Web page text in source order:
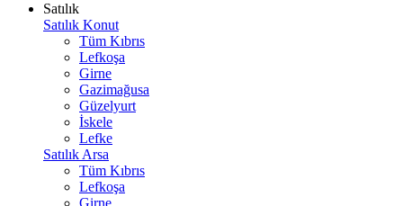
Satılık
Satılık Konut
Tüm Kıbrıs
Lefkoşa
Girne
Gazimağusa
Güzelyurt
İskele
Lefke
Satılık Arsa
Tüm Kıbrıs
Lefkoşa
Girne